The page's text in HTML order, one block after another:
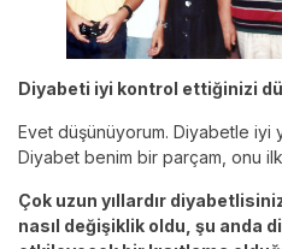
Diyabeti iyi kontrol ettiğinizi
Evet düşünüyorum. Diyabetle iyi
Diyabet benim bir parçam, onu
Çok uzun yıllardır
nasıl değişiklik oldu, şu anda